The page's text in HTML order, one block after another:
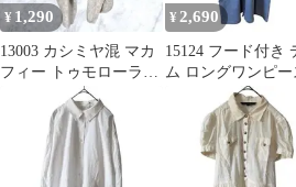
¥ 1,290
13003 カシミヤ混 マカ
フィー トゥモローラン
ド ロングカーディガン
¥ 2,690
15124 フード付き
ム ロングワンピー
ャツコート 羽織り